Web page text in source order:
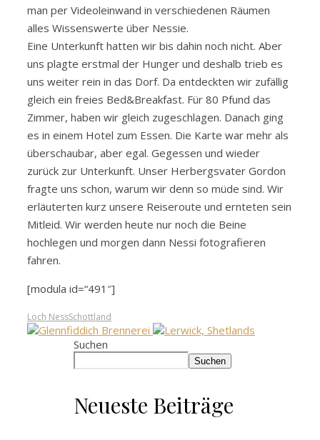
man per Videoleinwand in verschiedenen Räumen
alles Wissenswerte über Nessie.
Eine Unterkunft hatten wir bis dahin noch nicht. Aber
uns plagte erstmal der Hunger und deshalb trieb es
uns weiter rein in das Dorf. Da entdeckten wir zufällig
gleich ein freies Bed&Breakfast. Für 80 Pfund das
Zimmer, haben wir gleich zugeschlagen. Danach ging
es in einem Hotel zum Essen. Die Karte war mehr als
überschaubar, aber egal. Gegessen und wieder
zurück zur Unterkunft. Unser Herbergsvater Gordon
fragte uns schon, warum wir denn so müde sind. Wir
erläuterten kurz unsere Reiseroute und ernteten sein
Mitleid. Wir werden heute nur noch die Beine
hochlegen und morgen dann Nessi fotografieren
fahren.
[modula id=“491″]
Loch NessSchottland
Suchen
Suchen
Neueste Beiträge